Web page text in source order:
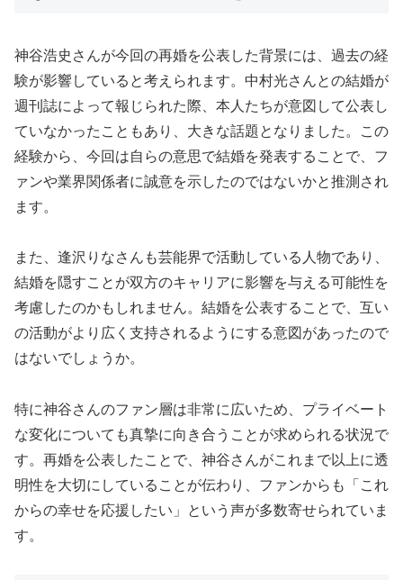
神谷浩史さんが今回の再婚を公表した背景には、過去の経
験が影響していると考えられます。中村光さんとの結婚が
週刊誌によって報じられた際、本人たちが意図して公表し
ていなかったこともあり、大きな話題となりました。この
経験から、今回は自らの意思で結婚を発表することで、フ
ァンや業界関係者に誠意を示したのではないかと推測され
ます。
また、逢沢りなさんも芸能界で活動している人物であり、
結婚を隠すことが双方のキャリアに影響を与える可能性を
考慮したのかもしれません。結婚を公表することで、互い
の活動がより広く支持されるようにする意図があったので
はないでしょうか。
特に神谷さんのファン層は非常に広いため、プライベート
な変化についても真摯に向き合うことが求められる状況で
す。再婚を公表したことで、神谷さんがこれまで以上に透
明性を大切にしていることが伝わり、ファンからも「これ
からの幸せを応援したい」という声が多数寄せられていま
す。